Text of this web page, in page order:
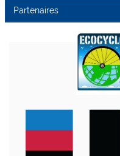
Partenaires